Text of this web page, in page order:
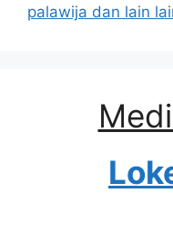
palawija dan lain